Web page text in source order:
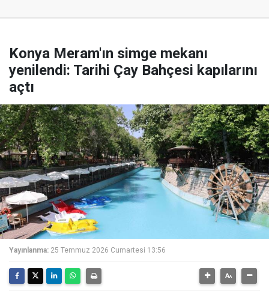
Konya Meram'ın simge mekanı
yenilendi: Tarihi Çay Bahçesi kapılarını
açtı
Yayınlanma: 25 Temmuz 2026 Cumartesi 13:56